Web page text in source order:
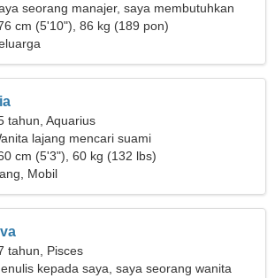
seorang manajer, saya membutuhkan
yang tulus
cm (5'10"), 86 kg (189 pon)
tahun, Aquarius
lajang mencari suami
cm (5'3"), 60 kg (132 lbs)
Mobil
tahun, Pisces
kepada saya, saya seorang wanita